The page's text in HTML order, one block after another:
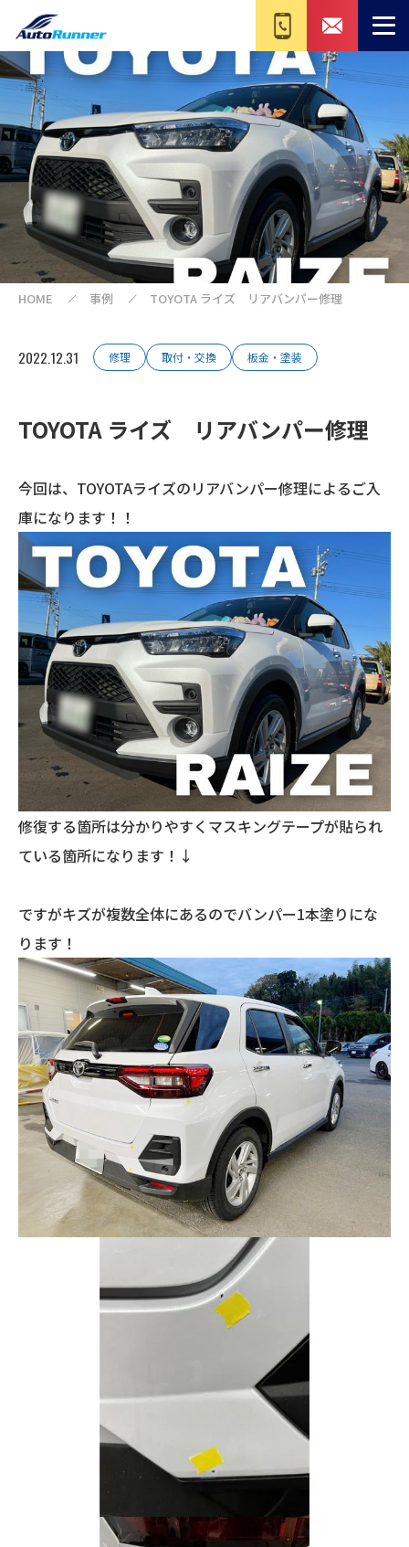
HOME 事例 TOYOTA ライズ リアバンパー修理
2022.12.31 修理 取付・交換 板金・塗装
TOYOTA ライズ リアバンパー修理
今回は、TOYOTAライズのリアバンパー修理によるご入
庫になります！！
修復する箇所は分かりやすくマスキングテープが貼られ
ている箇所になります！↓
ですがキズが複数全体にあるのでバンパー1本塗りにな
ります！